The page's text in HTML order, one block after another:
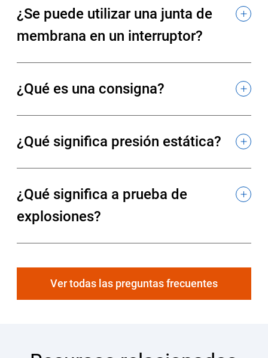
¿Se puede utilizar una junta de
membrana en un interruptor?
¿Qué es una consigna?
¿Qué significa presión estática?
¿Qué significa a prueba de
explosiones?
Ver todas las preguntas frecuentes